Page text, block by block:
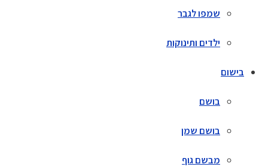
שמפו לגבר
ילדים ותינוקות
בישום
בושם
בושם שמן
מבשם גוף